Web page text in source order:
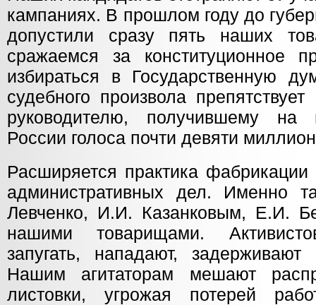
кампаниях. В прошлом году до
допустили сразу пять наших
сражаемся за конституционное
избираться в Государственную
судебного произвола
руководителю, получившему на
России голоса почти девяти
Расширяется практика
административных дел. Именно
Левченко, И.И. Казанковым, Е.И.
нашими товарищами.
запугать, нападают,
Нашим агитаторам мешают
листовки, угрожая потерей